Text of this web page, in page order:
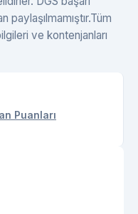
paylaşılmamıştır.Tüm
ve kontenjanları
Puanları